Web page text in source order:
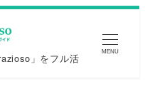
」をフル活 MENU